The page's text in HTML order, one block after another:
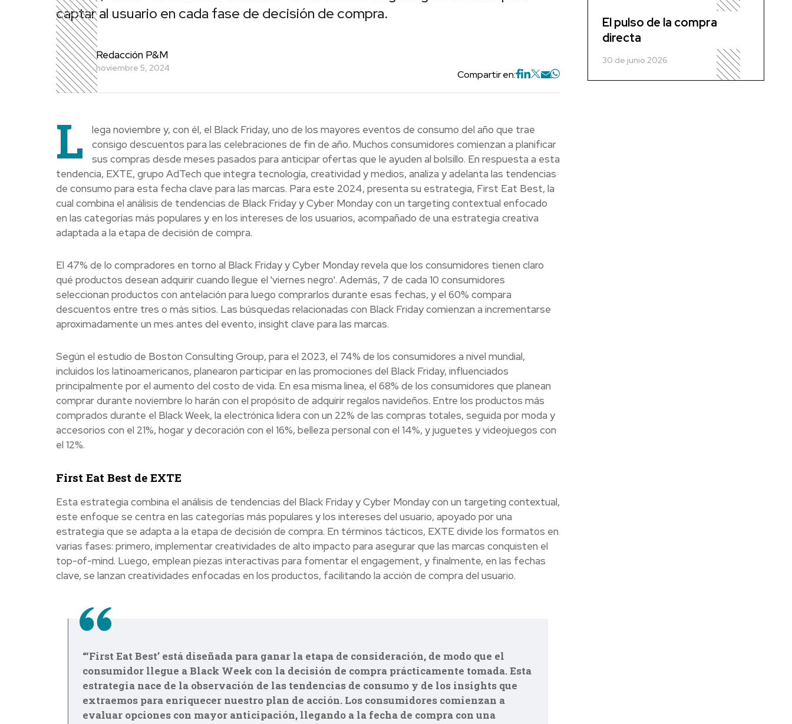
captar al usuario en cada fase de decisión de compra.
Redacción P&M
noviembre 5, 2024
Compartir en:
L
lega noviembre y, con él, el Black Friday, uno de los mayores eventos de consumo del año que trae
consigo descuentos para las celebraciones de fin de año. Muchos consumidores comienzan a planificar
sus compras desde meses pasados para anticipar ofertas que le ayuden al bolsillo. En respuesta a esta
tendencia, EXTE, grupo AdTech que integra tecnología, creatividad y medios, analiza y adelanta las tendencias
de consumo para esta fecha clave para las marcas. Para este 2024, presenta su estrategia, First Eat Best, la
cual combina el análisis de tendencias de Black Friday y Cyber Monday con un targeting contextual enfocado
en las categorías más populares y en los intereses de los usuarios, acompañado de una estrategia creativa
adaptada a la etapa de decisión de compra.
El 47% de lo compradores en torno al Black Friday y Cyber Monday revela que los consumidores tienen claro
qué productos desean adquirir cuando llegue el 'viernes negro'. Además, 7 de cada 10 consumidores
seleccionan productos con antelación para luego comprarlos durante esas fechas, y el 60% compara
descuentos entre tres o más sitios. Las búsquedas relacionadas con Black Friday comienzan a incrementarse
aproximadamente un mes antes del evento, insight clave para las marcas.
Según el estudio de Boston Consulting Group, para el 2023, el 74% de los consumidores a nivel mundial,
incluidos los latinoamericanos, planearon participar en las promociones del Black Friday, influenciados
principalmente por el aumento del costo de vida. En esa misma linea, el 68% de los consumidores que planean
comprar durante noviembre lo harán con el propósito de adquirir regalos navideños. Entre los productos más
comprados durante el Black Week, la electrónica lidera con un 22% de las compras totales, seguida por moda y
accesorios con el 21%, hogar y decoración con el 16%, belleza personal con el 14%, y juguetes y videojuegos con
el 12%.
First Eat Best de EXTE
Esta estrategia combina el análisis de tendencias del Black Friday y Cyber Monday con un targeting contextual,
este enfoque se centra en las categorías más populares y los intereses del usuario, apoyado por una
estrategia que se adapta a la etapa de decisión de compra. En términos tácticos, EXTE divide los formatos en
varias fases: primero, implementar creatividades de alto impacto para asegurar que las marcas conquisten el
top-of-mind. Luego, emplean piezas interactivas para fomentar el engagement, y finalmente, en las fechas
clave, se lanzan creatividades enfocadas en los productos, facilitando la acción de compra del usuario.
“‘First Eat Best’ está diseñada para ganar la etapa de consideración, de modo que el
consumidor llegue a Black Week con la decisión de compra prácticamente tomada. Esta
estrategia nace de la observación de las tendencias de consumo y de los insights que
extraemos para enriquecer nuestro plan de acción. Los consumidores comienzan a
evaluar opciones con mayor anticipación, llegando a la fecha de compra con una
El pulso de la compra
directa
30 de junio 2026